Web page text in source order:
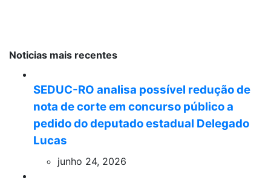
Noticias mais recentes
SEDUC-RO analisa possível redução de
nota de corte em concurso público a
pedido do deputado estadual Delegado
Lucas
junho 24, 2026